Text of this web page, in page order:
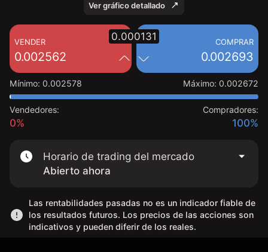
Ver gráfico detallado
VENDER
0.002562
COMPRAR
0.002693
0.000131
Mínimo: 0.002578 Máximo: 0.002672
Vendedores:
0%
Compradores:
100%
Horario de trading del mercado
Abierto ahora
Las rentabilidades pasadas no es un indicador fiable de
los resultados futuros. Los precios de las acciones son
indicativos y pueden diferir de los reales.